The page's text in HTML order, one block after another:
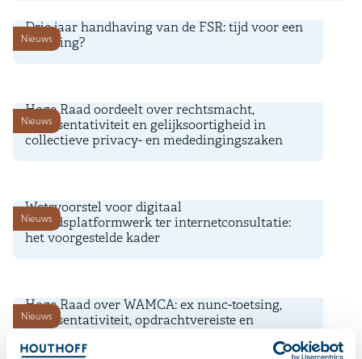
Nieuws
Drie jaar handhaving van de FSR: tijd voor een
herijking?
Nieuws
Hoge Raad oordeelt over rechtsmacht,
representativiteit en gelijksoortigheid in
collectieve privacy- en mededingingszaken
Nieuws
Wetsvoorstel voor digitaal
arbeidsplatformwerk ter internetconsultatie:
het voorgestelde kader
Nieuws
Hoge Raad over WAMCA: ex nunc-toetsing,
representativiteit, opdrachtvereiste en